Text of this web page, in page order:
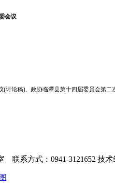
会议
论稿)、政协临潭县第十四届委员会第二
联系方式：0941-3121652 技